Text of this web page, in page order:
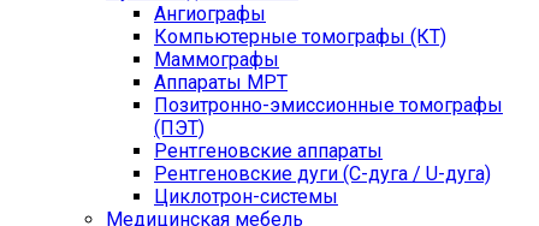
Ангиографы
Компьютерные томографы (КТ)
Маммографы
Аппараты МРТ
Позитронно-эмиссионные томографы
(ПЭТ)
Рентгеновские аппараты
Рентгеновские дуги (С-дуга / U-дуга)
Циклотрон-системы
Медицинская мебель